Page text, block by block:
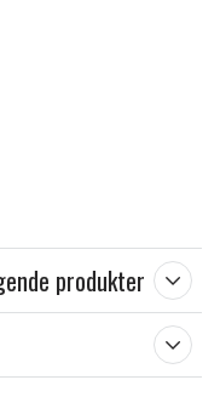
produkter